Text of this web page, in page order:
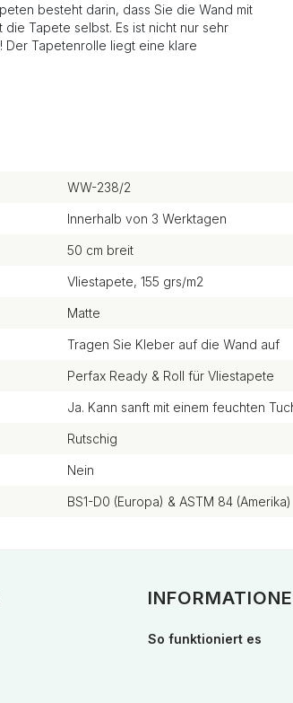
besteht darin, dass Sie die Wand mit
Tapete selbst. Es ist nicht nur sehr
Der Tapetenrolle liegt eine klare
WW-238/2
Innerhalb von 3 Werktagen
50 cm breit
Vliestapete, 155 grs/m2
Matte
Tragen Sie Kleber auf die Wand auf
Perfax Ready & Roll für Vliestapete
Ja. Kann sanft mit einem feuchten
Rutschig
Nein
BS1-D0 (Europa) & ASTM 84 (Amerika)
So funktioniert es